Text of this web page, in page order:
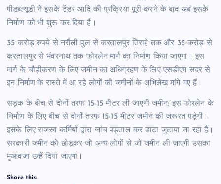
पीडब्ल्यूडी ने इसके टेंडर आदि की प्रक्रिया पूरी करने के बाद अब इसके
निर्माण को भी शुरू कर दिया है।
35 करोड़ रुपये से नरौली पुल से करतालपुर तिराहे तक और 35 करोड़ से
करतालपुर से भंवरनाथ तक फोरलेन मार्ग का निर्माण किया जाएगा। इस
मार्ग के चौड़ीकरण के लिए जमीन का अधिग्रहण के लिए एसडीएम सदर से
इन निर्माण के रास्ते में आ रहे लोगों की जमीनों के अभिलेख मांगे गए हैं।
सड़क के बीच से दोनों तरफ 15-15 मीटर ली जाएगी जमीन: इस फोरलेन के
निर्माण के लिए बीच से दोनों तरफ 15-15 मीटर जमीन की जरूरत पड़ेगी।
इसके लिए राजस्व कर्मियों द्वारा जांच पड़ताल कर डाटा जुटाया जा रहा है।
सरकारी जमीन को छोड़कर जो अन्य लोगों से जो जमीन ली जाएगी उसका
मुआवजा उन्हें दिया जाएगा।
Share this: